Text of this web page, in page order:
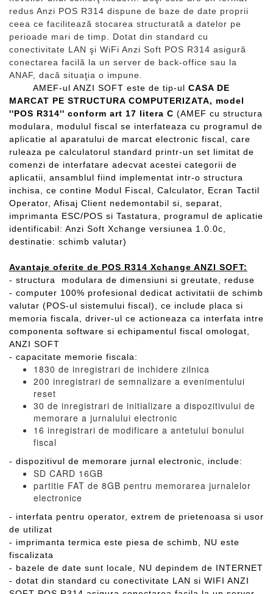
redus Anzi POS R314 dispune de baze de date proprii
ceea ce facilitează stocarea structurată a datelor pe
perioade mari de timp. Dotat din standard cu
conectivitate LAN şi WiFi Anzi Soft POS R314 asigură
conectarea facilă la un server de back-office sau la
ANAF, dacă situaţia o impune.
AMEF-ul ANZI SOFT este de tip-ul CASA DE
MARCAT PE STRUCTURA COMPUTERIZATA, model
''POS R314'' conform art 17 litera C (AMEF cu structura
modulara, modulul fiscal se interfateaza cu programul de
aplicatie al aparatului de marcat electronic fiscal, care
ruleaza pe calculatorul standard printr-un set limitat de
comenzi de interfatare adecvat acestei categorii de
aplicatii, ansamblul fiind implementat intr-o structura
inchisa, ce contine Modul Fiscal, Calculator, Ecran Tactil
Operator, Afisaj Client nedemontabil si, separat,
imprimanta ESC/POS si Tastatura, programul de aplicatie
identificabil: Anzi Soft Xchange versiunea 1.0.0c,
destinatie: schimb valutar)
Avantaje oferite de POS R314 Xchange ANZI SOFT:
- structura modulara de dimensiuni si greutate, reduse
- computer 100% profesional dedicat activitatii de schimb
valutar (POS-ul sistemului fiscal), ce include placa si
memoria fiscala, driver-ul ce actioneaza ca interfata intre
componenta software si echipamentul fiscal omologat,
ANZI SOFT
- capacitate memorie fiscala:
1830 de inregistrari de inchidere zilnica
200 inregistrari de semnalizare a evenimentului
reset
30 de inregistrari de initializare a dispozitivului de
memorare a jurnalului electronic
16 inregistrari de modificare a antetului bonului
fiscal
- dispozitivul de memorare jurnal electronic, include:
SD CARD 16GB
partitie FAT de 8GB pentru memorarea jurnalelor
electronice
- interfata pentru operator, extrem de prietenoasa si usor
de utilizat
- imprimanta termica este piesa de schimb, NU este
fiscalizata
- bazele de date sunt locale, NU depindem de INTERNET
- dotat din standard cu conectivitate LAN si WIFI ANZI